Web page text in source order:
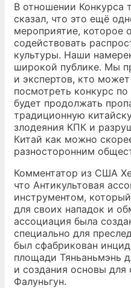
В отношении Конкурса
сказал, что это ещё
мероприятие, которое
содействовать
культуры. Наши
широкой публике. Мы
и экспертов, кто
посмотреть конкурс
будет продолжать
традиционную
злодеяния КПК и
Китай как можно
разносторонним
Комментатор из США
что Антикультовая
инструментом,
для своих нападок и
ассоциация была
специально для
был сфабрикован
площади Тяньаньмэнь
и создания основы для
Фалуньгун.